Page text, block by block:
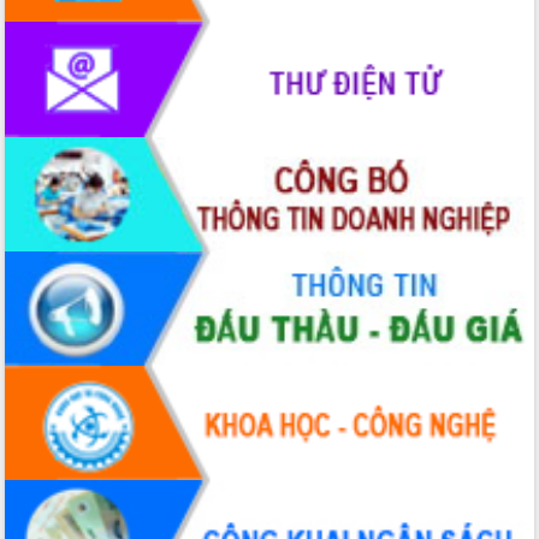
phát triển mới
Thường trực HĐND tỉnh Đắk Lắk gặp
mặt Đoàn chuyên gia y tế TP. Hồ Chí
Lễ truy điệu và an táng hài cốt liệt sĩ
tại Nghĩa trang Liệt sĩ xã Sơn Hòa
Bàn giải pháp tháo gỡ khó khăn trong
xuất khẩu sầu riêng và triển khai quy
định EUDR
Thứ trưởng Bộ Nông nghiệp và Môi
trường Nguyễn Hoàng Hiệp khảo sát
vùng trồng và doanh nghiệp đóng gói
sầu riêng tại Đắk Lắk
Trình diễn nghệ thuật chế biến các
món ăn từ sầu riêng
Đắk Lắk công bố Quy hoạch và xúc
tiến đầu tư tỉnh
Ngành cá ngừ Đắk Lắk chủ động thích
ứng để giữ vững thị trường xuất khẩu
Diễn đàn Kinh tế tư nhân Việt Nam đột